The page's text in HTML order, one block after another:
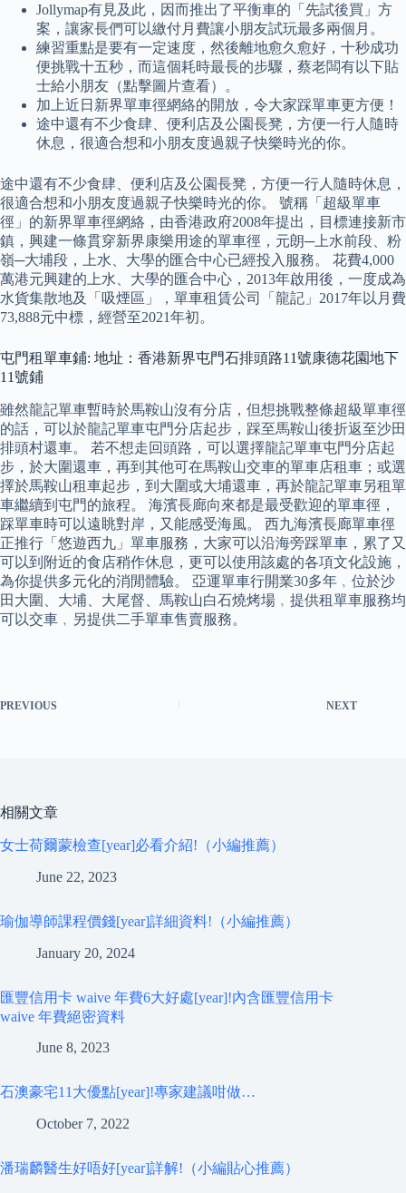
Jollymap有見及此，因而推出了平衡車的「先試後買」方
案，讓家長們可以繳付月費讓小朋友試玩最多兩個月。
練習重點是要有一定速度，然後離地愈久愈好，十秒成功
便挑戰十五秒，而這個耗時最長的步驟，蔡老闆有以下貼
士給小朋友（點擊圖片查看）。
加上近日新界單車徑網絡的開放，令大家踩單車更方便！
途中還有不少食肆、便利店及公園長凳，方便一行人隨時
休息，很適合想和小朋友度過親子快樂時光的你。
途中還有不少食肆、便利店及公園長凳，方便一行人隨時休息，
很適合想和小朋友度過親子快樂時光的你。 號稱「超級單車
徑」的新界單車徑網絡，由香港政府2008年提出，目標連接新市
鎮，興建一條貫穿新界康樂用途的單車徑，元朗─上水前段、粉
嶺─大埔段，上水、大學的匯合中心已經投入服務。 花費4,000
萬港元興建的上水、大學的匯合中心，2013年啟用後，一度成為
水貨集散地及「吸煙區」，單車租賃公司「龍記」2017年以月費
73,888元中標，經營至2021年初。
屯門租單車鋪: 地址：香港新界屯門石排頭路11號康德花園地下
11號鋪
雖然龍記單車暫時於馬鞍山沒有分店，但想挑戰整條超級單車徑
的話，可以於龍記單車屯門分店起步，踩至馬鞍山後折返至沙田
排頭村還車。 若不想走回頭路，可以選擇龍記單車屯門分店起
步，於大圍還車，再到其他可在馬鞍山交車的單車店租車；或選
擇於馬鞍山租車起步，到大圍或大埔還車，再於龍記單車另租單
車繼續到屯門的旅程。 海濱長廊向來都是最受歡迎的單車徑，
踩單車時可以遠眺對岸，又能感受海風。 西九海濱長廊單車徑
正推行「悠遊西九」單車服務，大家可以沿海旁踩單車，累了又
可以到附近的食店稍作休息，更可以使用該處的各項文化設施，
為你提供多元化的消閒體驗。 亞運單車行開業30多年﹐位於沙
田大圍、大埔、大尾督、馬鞍山白石燒烤場﹐提供租單車服務均
可以交車﹐另提供二手單車售賣服務。
PREVIOUS NEXT
相關文章
女士荷爾蒙檢查[year]必看介紹!（小編推薦）
June 22, 2023
瑜伽導師課程價錢[year]詳細資料!（小編推薦）
January 20, 2024
匯豐信用卡 waive 年費6大好處[year]!內含匯豐信用卡
waive 年費絕密資料
June 8, 2023
石澳豪宅11大優點[year]!專家建議咁做…
October 7, 2022
潘瑞麟醫生好唔好[year]詳解!（小編貼心推薦）